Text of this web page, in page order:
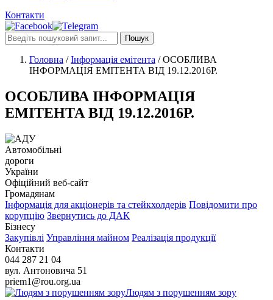
Контакти
Пошук
Головна /Інформація емітента /ОСОБЛИВА
ІНФОРМАЦІЯ ЕМІТЕНТА ВІД 19.12.2016Р.
ОСОБЛИВА ІНФОРМАЦІЯ
ЕМІТЕНТА ВІД 19.12.2016Р.
Автомобільні
дороги
України
Офіційний веб‑сайт
Громадянам
Інформація для акціонерів та стейкхолдерів Повідомити про
корупцію Звернутись до ДАК
Бізнесу
Закупівлі Управління майном Реалізація продукції
Контакти
044 287 21 04
вул. Антоновича 51
priem1@rou.org.ua
Людям з порушенням зору